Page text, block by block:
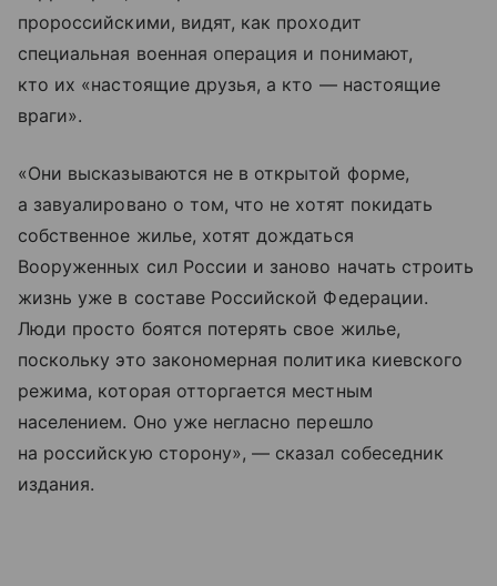
пророссийскими, видят, как проходит
специальная военная операция и понимают,
кто их «настоящие друзья, а кто — настоящие
враги».
«Они высказываются не в открытой форме,
а завуалировано о том, что не хотят покидать
собственное жилье, хотят дождаться
Вооруженных сил России и заново начать строить
жизнь уже в составе Российской Федерации.
Люди просто боятся потерять свое жилье,
поскольку это закономерная политика киевского
режима, которая отторгается местным
населением. Оно уже негласно перешло
на российскую сторону», — сказал собеседник
издания.